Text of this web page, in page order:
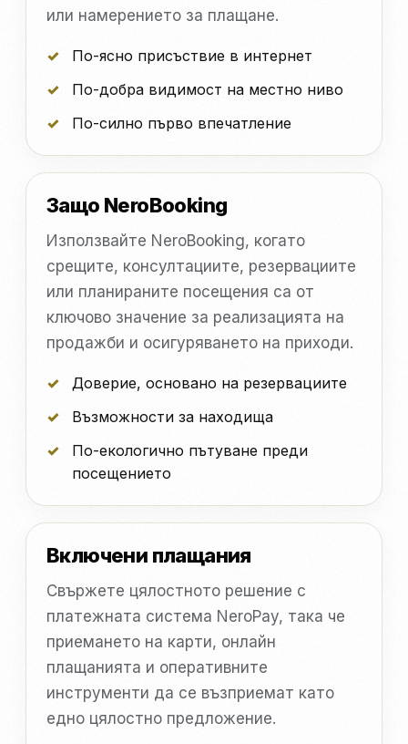
или намерението за плащане.
По-ясно присъствие в интернет
По-добра видимост на местно ниво
По-силно първо впечатление
Защо NeroBooking
Използвайте NeroBooking, когато
срещите, консултациите, резервациите
или планираните посещения са от
ключово значение за реализацията на
продажби и осигуряването на приходи.
Доверие, основано на резервациите
Възможности за находища
По-екологично пътуване преди
посещението
Включени плащания
Свържете цялостното решение с
платежната система NeroPay, така че
приемането на карти, онлайн
плащанията и оперативните
инструменти да се възприемат като
едно цялостно предложение.